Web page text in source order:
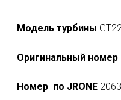
Модель турбины
Оригинальный номер
Номер по JRONE